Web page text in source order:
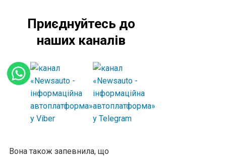
Приєднуйтесь до
наших каналів
Вона також запевнила, що